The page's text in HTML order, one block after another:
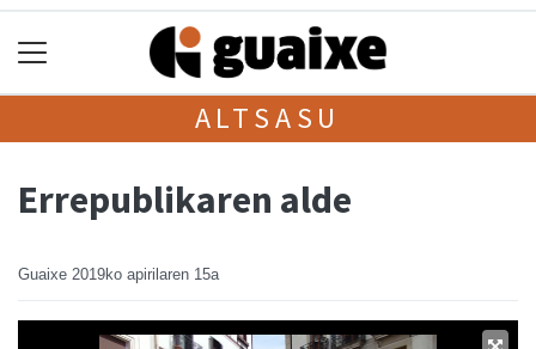
ALTSASU
Errepublikaren alde
Guaixe 2019ko apirilaren 15a